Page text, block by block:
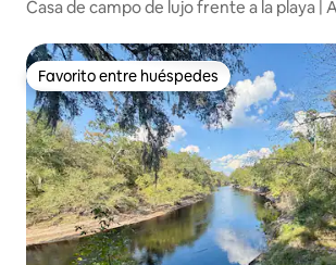
Casa de campo de lujo frente a la playa |
Favorito entre huéspedes
Favorito entre huéspedes